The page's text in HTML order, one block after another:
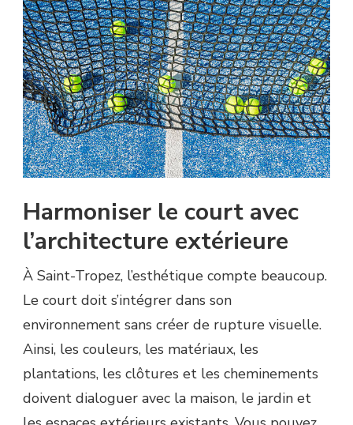
Harmoniser le court avec
l’architecture extérieure
À Saint-Tropez, l’esthétique compte beaucoup.
Le court doit s’intégrer dans son
environnement sans créer de rupture visuelle.
Ainsi, les couleurs, les matériaux, les
plantations, les clôtures et les cheminements
doivent dialoguer avec la maison, le jardin et